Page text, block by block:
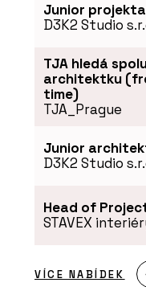
Postele -
SLUŽBY
Program
Junior
D3K2 Studio
TJA hledá
architektku
time)
TJA_Prague
Junior
D3K2 Studio
Head of
STAVEX
VÍCE NABÍDEK